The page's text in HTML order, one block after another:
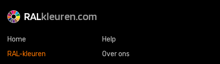
RALkleuren.com
Home
RAL-kleuren
Help
Over ons